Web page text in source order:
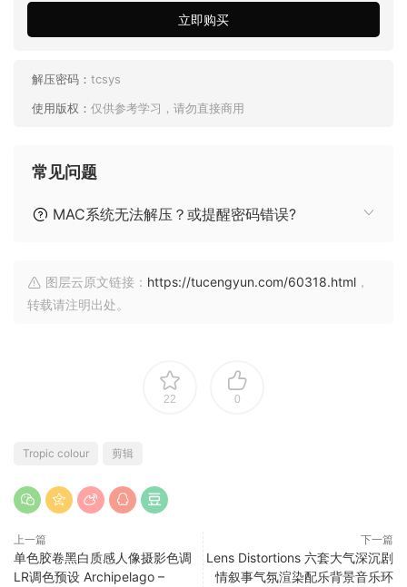
立即购买
解压密码： tcsys
使用版权： 仅供参考学习，请勿直接商用
常见问题
MAC系统无法解压？或提醒密码错误?
图层云原文链接： https://tucengyun.com/60318.html ，
转载请注明出处。
22 0
Tropic colour 剪辑
上一篇
单色胶卷黑白质感人像摄影色调
LR调色预设 Archipelago –
下一篇
Lens Distortions 六套大气深沉剧
情叙事气氛渲染配乐背景音乐环